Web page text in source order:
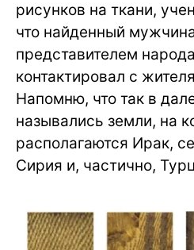
рисунков на ткани,
что найденный
представителем
контактировал с
Напомню, что так в
назывались земли, на
располагаются Ирак,
Сирия и, частично,